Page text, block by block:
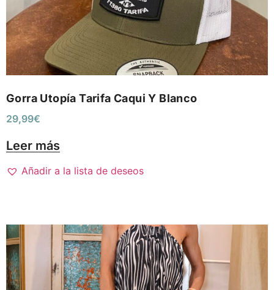
Gorra Utopía Tarifa Caqui Y Blanco
29,99€
Leer más
Añadir a la lista de deseos